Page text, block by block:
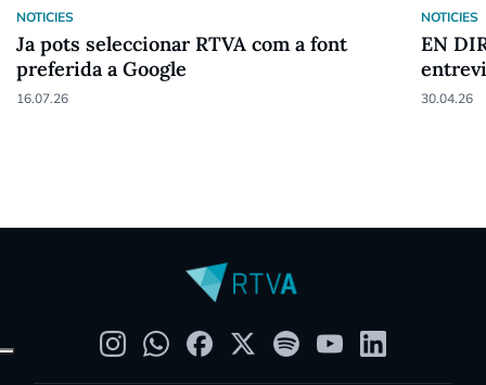
NOTICIES
Ja pots seleccionar RTVA com a font
preferida a Google
16.07.26
NOTICIES
EN
30.04.26